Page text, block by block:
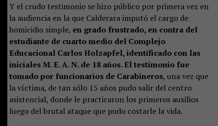
Y el crudo testimonio se hizo público por primera vez en
la audiencia en la que Calderara imputó el cargo de
homicidio simple, en grado frustrado, en contra del
estudiante de cuarto medio del Complejo
Educacional Carlos Holzapfel, identificado con las
iniciales M. E. A. N. de 18 años. El testimonio fue
tomado por funcionarios de Carabineros, una vez que
la víctima, de tan sólo 15 años pudo salir del centro
asistencial, donde le practicaron los primeros auxilios
luego del brutal ataque que pudo costarle la vida.